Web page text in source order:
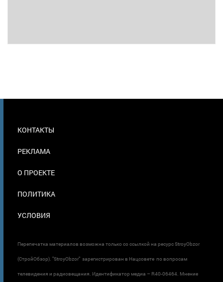
В
КОНТАКТЫ
РЕКЛАМА
О ПРОЕКТЕ
ПОЛИТИКА
УСЛОВИЯ
Перепечатка материалов возможна только со ссылкой на ресурс StroyObzor
(СтройОбзор). "StroyObzor" зарегистрирован в Нацсовете по вопросам
телевидения и радиовещания. Идентификатор медиа – R40-06464. Мнение